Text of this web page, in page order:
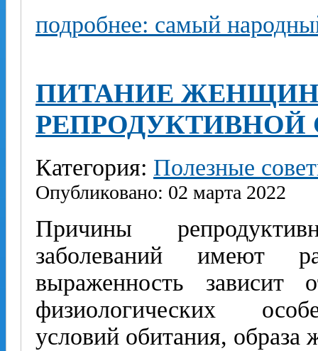
подробнее: самый
ПИТАНИЕ ЖЕНЩИН
Категория: Полезные
Опубликовано: 02 марта 2022
Причины
заболеваний имеют
выраженность зависит
физиологических
условий обитания, образа